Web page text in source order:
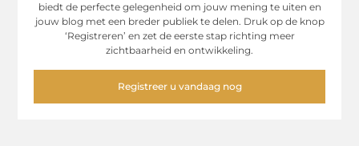
biedt de perfecte gelegenheid om jouw mening te uiten en
jouw blog met een breder publiek te delen. Druk op de knop
‘Registreren’ en zet de eerste stap richting meer
zichtbaarheid en ontwikkeling.
Registreer u vandaag nog